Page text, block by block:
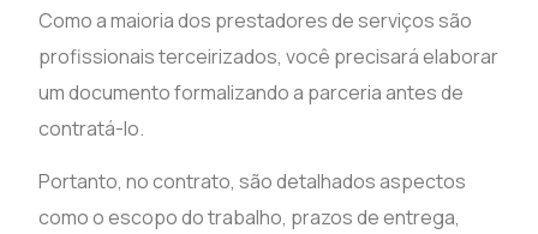
Como a maioria dos prestadores de serviços são
profissionais terceirizados, você precisará elaborar
um documento formalizando a parceria antes de
contratá-lo.
Portanto, no contrato, são detalhados aspectos
como o escopo do trabalho, prazos de entrega,